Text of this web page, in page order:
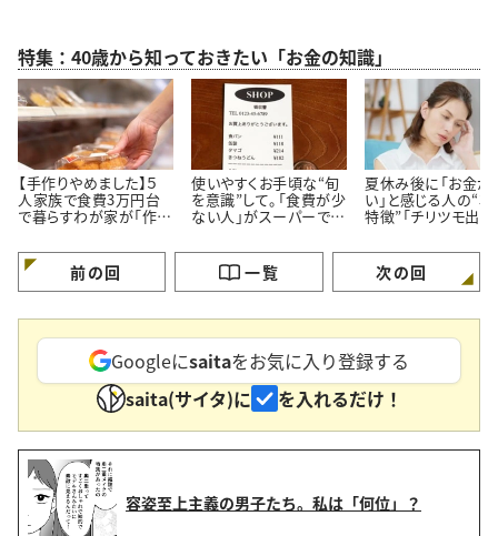
特集：40歳から知っておきたい「お金の知識」
【手作りやめました】５
人家族で食費3万円台
で暮らすわが家が「作ら
3つ」
使いやすくお手頃な“旬
を意識”して。「食費が少
ない人」がスーパーでよ
夏休み後に「お金が
い」と感じる人の“3
特徴”「チリツモ出
前の回 一覧 次の回
Googleにsaitaをお気に入り登録する
saita(サイタ)に
を入れるだけ！
容姿至上主義の男子たち。私は「何位」？